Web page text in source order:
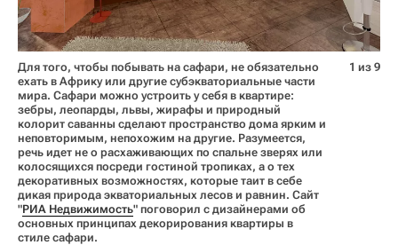
Для того, чтобы побывать на сафари, не обязательно
ехать в Африку или другие субэкваториальные части
мира. Сафари можно устроить у себя в квартире:
зебры, леопарды, львы, жирафы и природный
колорит саванны сделают пространство дома ярким и
неповторимым, непохожим на другие. Разумеется,
речь идет не о расхаживающих по спальне зверях или
колосящихся посреди гостиной тропиках, а о тех
декоративных возможностях, которые таит в себе
дикая природа экваториальных лесов и равнин. Сайт
"РИА Недвижимость" поговорил с дизайнерами об
основных принципах декорирования квартиры в
стиле сафари.
1 из 9